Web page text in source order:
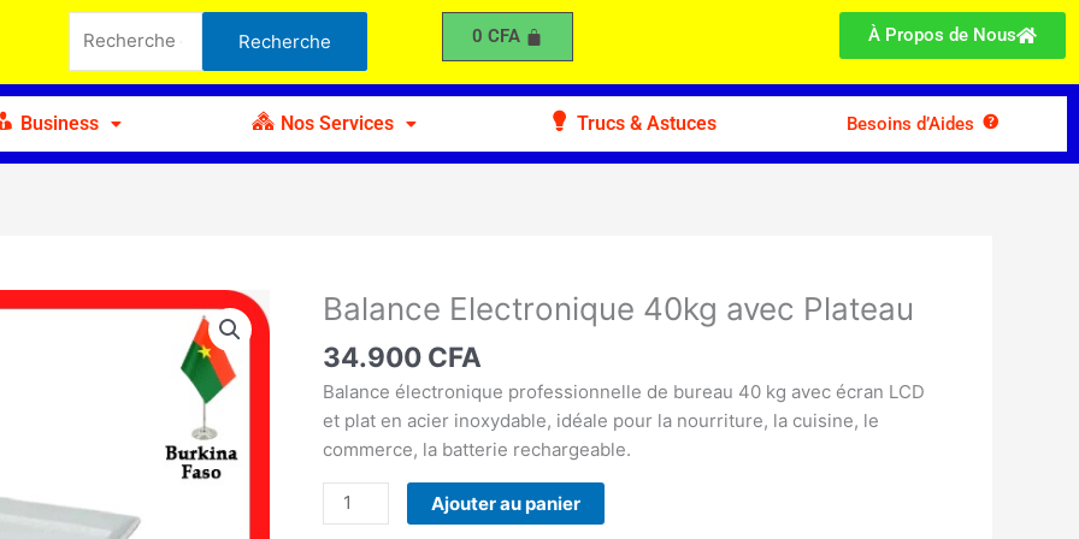
pour :
Recherche 0 CFA À Propos de Nous
Business Nos Services Trucs & Astuces Besoins d’Aides
Balance Electronique 40kg avec Plateau
34.900 CFA
Balance électronique professionnelle de bureau 40 kg avec écran LCD
et plat en acier inoxydable, idéale pour la nourriture, la cuisine, le
commerce, la batterie rechargeable.
quantité
Balance
Electronique
40kg
avec
Ajouter au panier
Electronique
Plateau